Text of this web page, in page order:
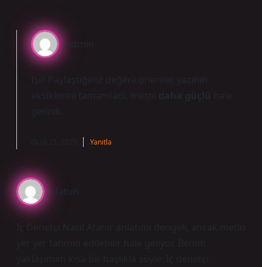
admin
Işıl! Paylaştığınız değerli öneriler, yazının
eksiklerini
tamamladı, metni daha güçlü
hale
getirdi.
Yanıtla
Hatun
Iç Denetçi Nasıl Atanır anlatımı dengeli, ancak metin
yer yer tahmin edilebilir hale geliyor. Benim
yaklaşımım kısa bir başlıkla şöyle: İç denetçi